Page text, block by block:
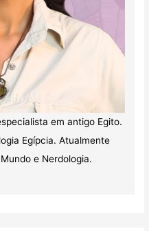
em antigo Egito.
Egípcia. Atualmente
e Nerdologia.